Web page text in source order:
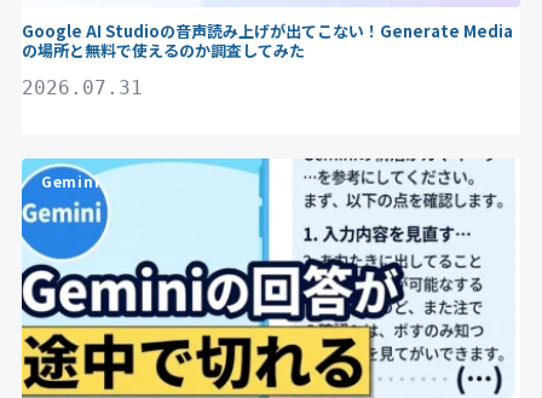
Google AI Studioの音声読み上げが出てこない！Generate Media
の場所と無料で使えるのか調査してみた
2026.07.31
Gemini